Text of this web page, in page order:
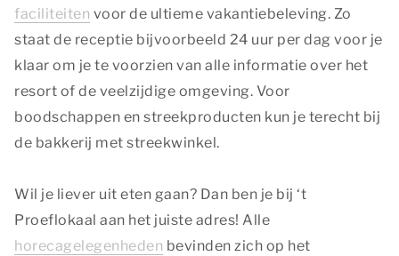
faciliteiten voor de ultieme vakantiebeleving. Zo
staat de receptie bijvoorbeeld 24 uur per dag voor je
klaar om je te voorzien van alle informatie over het
resort of de veelzijdige omgeving. Voor
boodschappen en streekproducten kun je terecht bij
de bakkerij met streekwinkel.
Wil je liever uit eten gaan? Dan ben je bij ‘t
Proeflokaal aan het juiste adres! Alle
horecagelegenheden bevinden zich op het